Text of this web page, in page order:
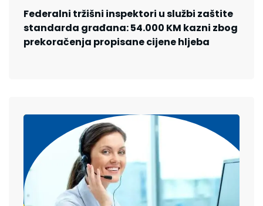
Federalni tržišni inspektori u službi zaštite
standarda građana: 54.000 KM kazni zbog
prekoračenja propisane cijene hljeba